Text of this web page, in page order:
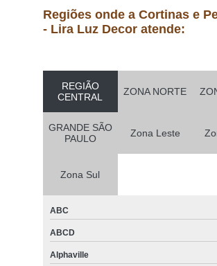
Regiões onde a Cortinas e
- Lira Luz Decor atende:
REGIÃO
CENTRAL
ZONA NORTE
GRANDE SÃO
PAULO
Zona Leste
Zona Sul
ABC
ABCD
Alphaville